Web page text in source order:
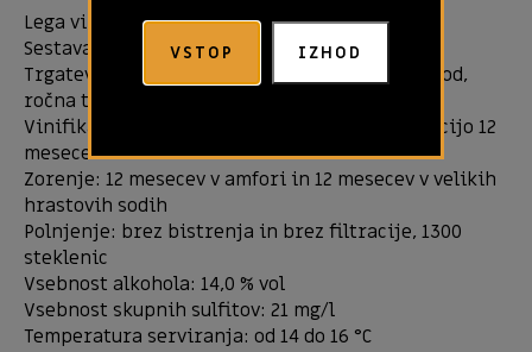
VSTOP IZHOD
Lega vinogradov: planota z južno ekspozicijo
Sestava tal: peščenjak, ilovica
Trgatev: redčenje grozdov v fazi mehčanja jagod,
ročna trgatev
Vinifikacija: spontana fermentacija z maceracijo 12
mesecev v amfori
Zorenje: 12 mesecev v amfori in 12 mesecev v velikih
hrastovih sodih
Polnjenje: brez bistrenja in brez filtracije, 1300
steklenic
Vsebnost alkohola: 14,0 % vol
Vsebnost skupnih sulfitov: 21 mg/l
Temperatura serviranja: od 14 do 16 °C